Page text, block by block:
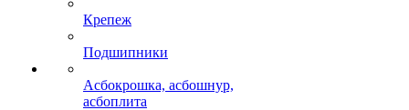
Крепеж
Подшипники
Асбокрошка, асбошнур,
асбоплита